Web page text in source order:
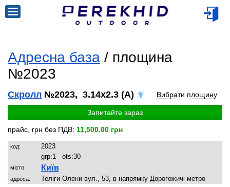
Адресна база / площина
№2023
Скролл №2023, 3.14x2.3 (A) Вибрати площину
Запитайте зараз
прайс, грн без ПДВ: 11,500.00 грн
код:
2023
grp:1 ots:30
місто: Київ
адреса: Теліги Олени вул., 53, в напрямку Дорогожичі метро